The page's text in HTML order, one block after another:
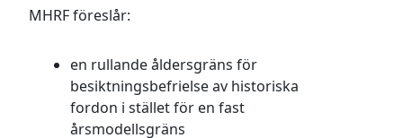
MHRF föreslår:
en rullande åldersgräns för
besiktningsbefrielse av historiska
fordon i stället för en fast
årsmodellsgräns